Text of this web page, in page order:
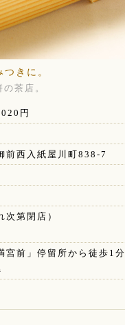
きに。
茶店。
円
前西入紙屋川町838-7
第閉店）
宮前」停留所から徒歩1分